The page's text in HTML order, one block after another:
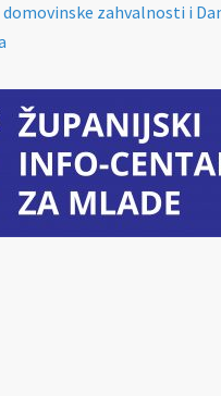
domovinske zahvalnosti i